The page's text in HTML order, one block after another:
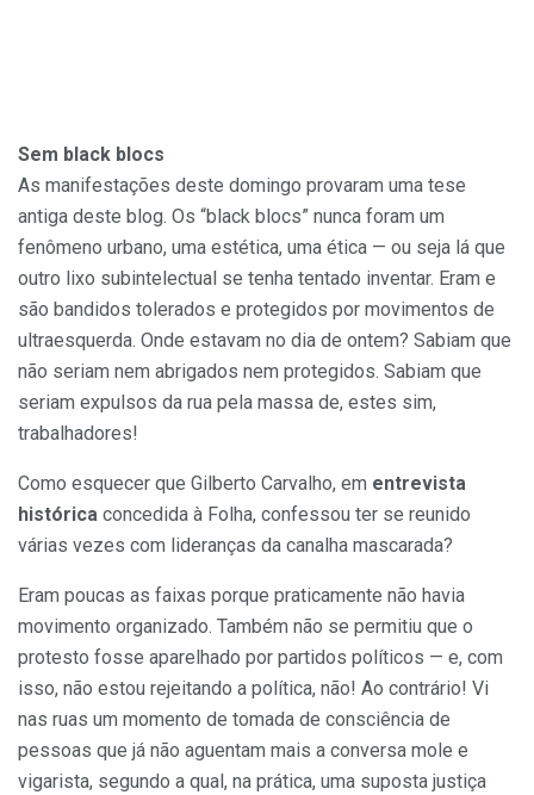
Sem black blocs
As manifestações deste domingo provaram uma tese
antiga deste blog. Os “black blocs” nunca foram um
fenômeno urbano, uma estética, uma ética — ou seja lá que
outro lixo subintelectual se tenha tentado inventar. Eram e
são bandidos tolerados e protegidos por movimentos de
ultraesquerda. Onde estavam no dia de ontem? Sabiam que
não seriam nem abrigados nem protegidos. Sabiam que
seriam expulsos da rua pela massa de, estes sim,
trabalhadores!
Como esquecer que Gilberto Carvalho, em entrevista
histórica concedida à Folha, confessou ter se reunido
várias vezes com lideranças da canalha mascarada?
Eram poucas as faixas porque praticamente não havia
movimento organizado. Também não se permitiu que o
protesto fosse aparelhado por partidos políticos — e, com
isso, não estou rejeitando a política, não! Ao contrário! Vi
nas ruas um momento de tomada de consciência de
pessoas que já não aguentam mais a conversa mole e
vigarista, segundo a qual, na prática, uma suposta justiça